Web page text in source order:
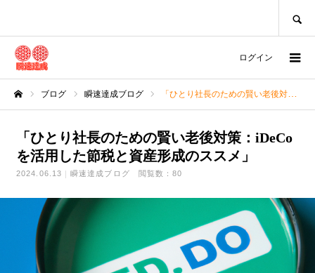
ログイン
ブログ 瞬速達成ブログ 「ひとり社長のための賢い老後対策：iDeCoを活用した節税と資産形成のススメ」
「ひとり社長のための賢い老後対策：iDeCo
を活用した節税と資産形成のススメ」
2024.06.13 瞬速達成ブログ 閲覧数：80